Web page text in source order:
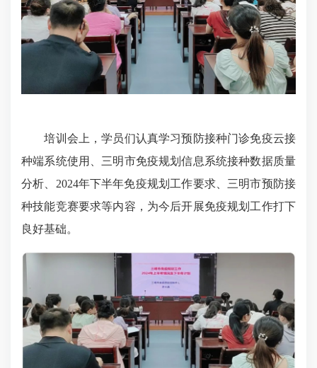
培训会上，学员们认真学习预防接种门诊免疫云接
种端系统使用、三明市免疫规划信息系统接种数据质量
分析、2024年下半年免疫规划工作要求、三明市预防接
种技能竞赛要求等内容，为今后开展免疫规划工作打下
良好基础。